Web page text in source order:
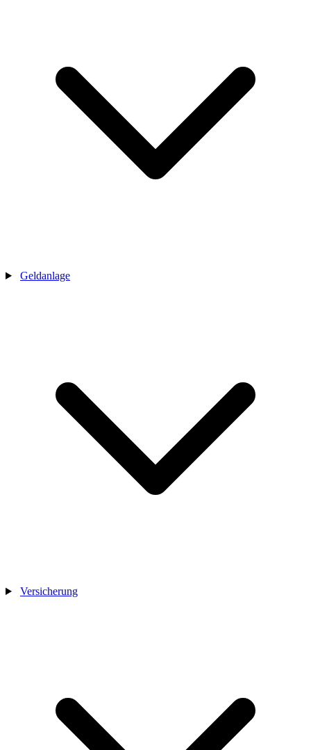
Geldanlage
Versicherung